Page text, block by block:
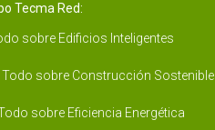
Tecma Red:
sobre Edificios Inteligentes
Todo sobre Construcción Sostenible
Todo sobre Eficiencia Energética